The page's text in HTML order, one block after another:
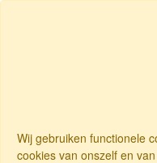
Wij gebruiken functionele
cookies van onszelf en